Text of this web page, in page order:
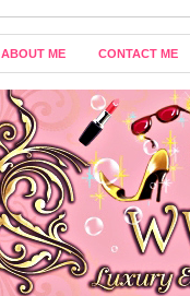
ABOUT ME CONTACT ME